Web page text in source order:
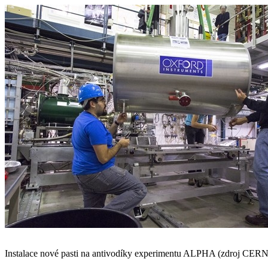
Instalace nové pasti na antivodíky experimentu ALPHA (zdroj